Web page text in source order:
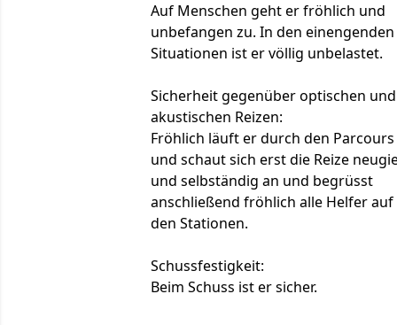
Auf Menschen geht er fröhlich und
unbefangen zu. In den einengenden
Situationen ist er völlig unbelastet.
Sicherheit gegenüber optischen und
akustischen Reizen:
Fröhlich läuft er durch den Parcours
und schaut sich erst die Reize
und selbständig an und begrüsst
anschließend fröhlich alle Helfer auf
den Stationen.
Schussfestigkeit:
Beim Schuss ist er sicher.